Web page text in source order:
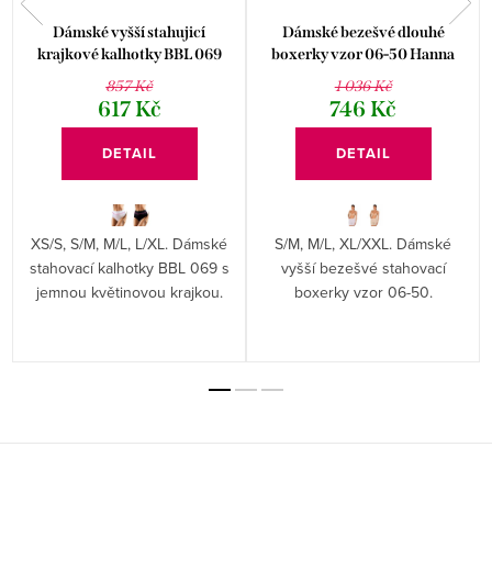
Dámské vyšší stahujicí
krajkové kalhotky BBL 069
Babell
857 Kč
617 Kč
DETAIL
XS/S, S/M, M/L, L/XL. Dámské
stahovací kalhotky BBL 069 s
jemnou květinovou krajkou.
Dámské bezešvé dlouhé
boxerky vzor 06-50 Hanna
Style
1 036 Kč
746 Kč
DETAIL
S/M, M/L, XL/XXL. Dámské
vyšší bezešvé stahovací
boxerky vzor 06-50.